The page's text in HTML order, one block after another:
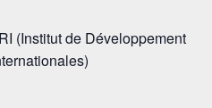
(Institut de Développement